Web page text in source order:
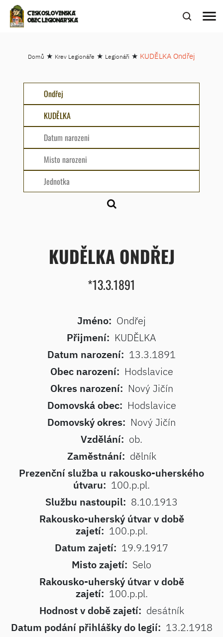
ČESKOSLOVENSKÁ
OBEC LEGIONÁŘSKÁ
menu
Domů ★ Krev Legionáře ★ Legionáři ★ KUDĚLKA Ondřej
KUDĚLKA ONDŘEJ
*13.3.1891
Jméno: Ondřej
Přijmení: KUDĚLKA
Datum narození: 13.3.1891
Obec narození: Hodslavice
Okres narození: Nový Jičín
Domovská obec: Hodslavice
Domovský okres: Nový Jičín
Vzdělání: ob.
Zaměstnání: dělník
Prezenční služba u rakousko-uherského
útvaru: 100.p.pl.
Službu nastoupil: 8.10.1913
Rakousko-uherský útvar v době
zajetí: 100.p.pl.
Datum zajetí: 19.9.1917
Misto zajetí: Selo
Rakousko-uherský útvar v době
zajetí: 100.p.pl.
Hodnost v době zajetí: desátník
Datum podání přihlášky do legií: 13.2.1918